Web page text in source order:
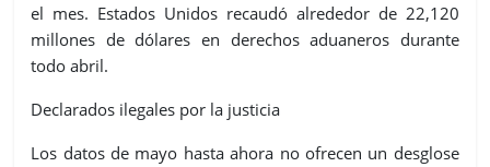
el mes. Estados Unidos recaudó alrededor de 22,120
millones de dólares en derechos aduaneros durante
todo abril.
Declarados ilegales por la justicia
Los datos de mayo hasta ahora no ofrecen un desglose